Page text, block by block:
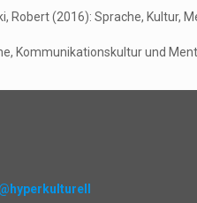
Robert (2016): Sprache, Kultur,
Kommunikationskultur und